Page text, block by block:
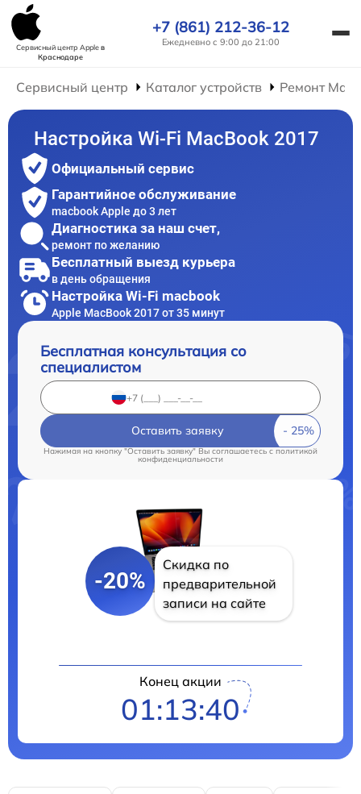
Сервисный центр Appleв
Краснодаре
+7 (861) 212-36-12
Ежедневно с 9:00 до 21:00
Сервисный центр Каталог устройств Ремонт
Настройка Wi-Fi MacBook 2017
Официальный сервис
Гарантийное обслуживание
macbook Apple до 3 лет
Диагностика за наш счет,
ремонт по желанию
Бесплатный выезд курьера
в день обращения
Настройка Wi-Fi macbook
Apple MacBook 2017 от 35 минут
Бесплатная консультация со
специалистом
Оставить заявку
Нажимая на кнопку "Оставить заявку" Вы соглашаетесь cполитикой
конфиденциальности
-20%
Скидка по
предварительной
записи на сайте
Конец акции
01:13:39